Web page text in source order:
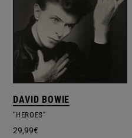
DAVID BOWIE
“HEROES”
29,99€